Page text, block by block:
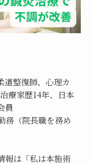
道整復師、心理カ
療家歴14年、日本
員
務（院長職を務め
報は「私は本施術